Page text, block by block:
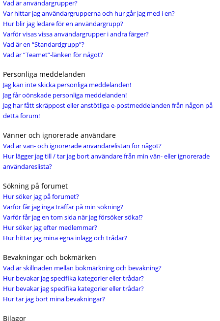
Vad är användargrupper?
Var hittar jag användargrupperna och hur går jag med i en?
Hur blir jag ledare för en användargrupp?
Varför visas vissa användargrupper i andra färger?
Vad är en “Standardgrupp”?
Vad är “Teamet”-länken för något?
Personliga meddelanden
Jag kan inte skicka personliga meddelanden!
Jag får oönskade personliga meddelanden!
Jag har fått skräppost eller anstötliga e-postmeddelanden från någon på
detta forum!
Vänner och ignorerade användare
Vad är vän- och ignorerade användarelistan för något?
Hur lägger jag till / tar jag bort användare från min vän- eller ignorerade
användareslista?
Sökning på forumet
Hur söker jag på forumet?
Varför får jag inga träffar på min sökning?
Varför får jag en tom sida när jag försöker söka!?
Hur söker jag efter medlemmar?
Hur hittar jag mina egna inlägg och trådar?
Bevakningar och bokmärken
Vad är skillnaden mellan bokmärkning och bevakning?
Hur bevakar jag specifika kategorier eller trådar?
Hur bevakar jag specifika kategorier eller trådar?
Hur tar jag bort mina bevakningar?
Bilagor